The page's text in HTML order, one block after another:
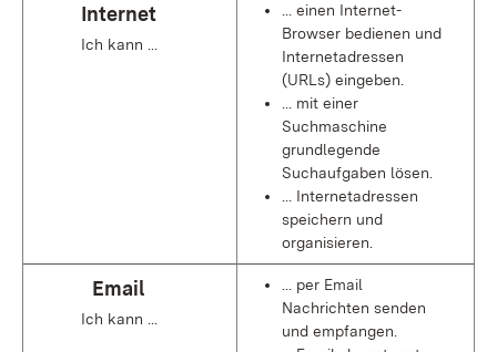
Internet
Ich kann ...
... einen Internet-
Browser bedienen und
Internetadressen
(URLs) eingeben.
... mit einer
Suchmaschine
grundlegende
Suchaufgaben lösen.
... Internetadressen
speichern und
organisieren.
Email
Ich kann ...
... per Email
Nachrichten senden
und empfangen.